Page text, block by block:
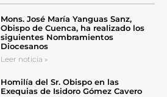
Mons. José María Yanguas Sanz,
Obispo de Cuenca, ha realizado los
siguientes Nombramientos
Diocesanos
Leer noticia »
Homilía del Sr. Obispo en las
Exequias de Isidoro Gómez Cavero